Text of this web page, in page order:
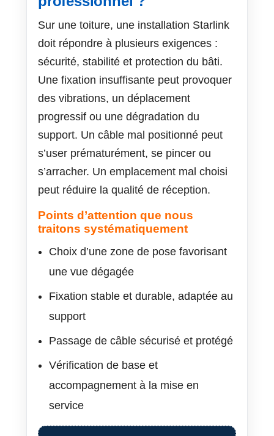
Sur une toiture, une installation Starlink
doit répondre à plusieurs exigences :
sécurité, stabilité et protection du bâti.
Une fixation insuffisante peut provoquer
des vibrations, un déplacement
progressif ou une dégradation du
support. Un câble mal positionné peut
s’user prématurément, se pincer ou
s’arracher. Un emplacement mal choisi
peut réduire la qualité de réception.
Points d’attention que nous
traitons systématiquement
Choix d’une zone de pose favorisant
une vue dégagée
Fixation stable et durable, adaptée au
support
Passage de câble sécurisé et protégé
Vérification de base et
accompagnement à la mise en
service